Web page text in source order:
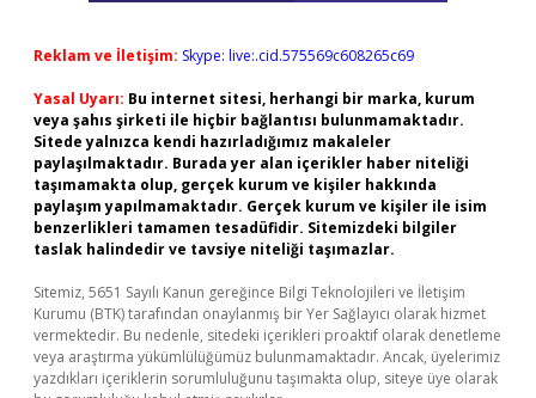
Reklam ve İletişim: Skype: live:.cid.575569c608265c69
Yasal Uyarı: Bu internet sitesi, herhangi bir marka, kurum
veya şahıs şirketi ile hiçbir bağlantısı bulunmamaktadır.
Sitede yalnızca kendi hazırladığımız makaleler
paylaşılmaktadır. Burada yer alan içerikler haber niteliği
taşımamakta olup, gerçek kurum ve kişiler hakkında
paylaşım yapılmamaktadır. Gerçek kurum ve kişiler ile isim
benzerlikleri tamamen tesadüfidir. Sitemizdeki bilgiler
taslak halindedir ve tavsiye niteliği taşımazlar.
Sitemiz, 5651 Sayılı Kanun gereğince Bilgi Teknolojileri ve İletişim
Kurumu (BTK) tarafından onaylanmış bir Yer Sağlayıcı olarak hizmet
vermektedir. Bu nedenle, sitedeki içerikleri proaktif olarak denetleme
veya araştırma yükümlülüğümüz bulunmamaktadır. Ancak, üyelerimiz
yazdıkları içeriklerin sorumluluğunu taşımakta olup, siteye üye olarak